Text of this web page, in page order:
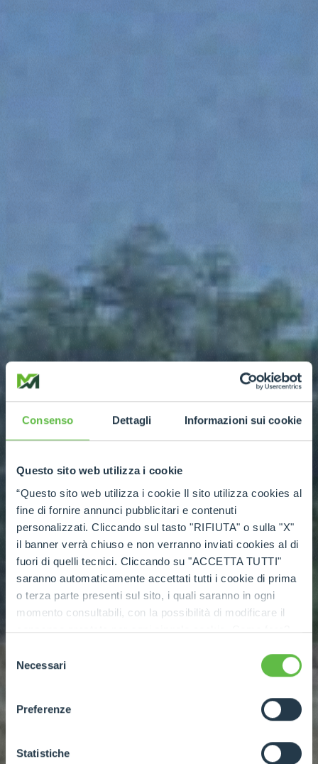
Consenso Dettagli Informazioni sui cookie
Questo sito web utilizza i cookie
“Questo sito web utilizza i cookie Il sito utilizza cookies al
fine di fornire annunci pubblicitari e contenuti
personalizzati. Cliccando sul tasto "RIFIUTA" o sulla "X"
il banner verrà chiuso e non verranno inviati cookies al di
fuori di quelli tecnici. Cliccando su "ACCETTA TUTTI"
saranno automaticamente accettati tutti i cookie di prima
o terza parte presenti sul sito, i quali saranno in ogni
momento consultabili, con la possibilità di modificare il
consenso prestato per ogni singolo cookie. Come fare?
ogni pagina, selezionare "Modifichi il suo consenso" e
dell'informativa completa nel footer presente in ogni
pagina. Per esercitare i diritti riconosciuti all'interessato ai
GDPR abbiamo predisposto una
apposita procedura.
delNecessari
Preferenze
Statistiche